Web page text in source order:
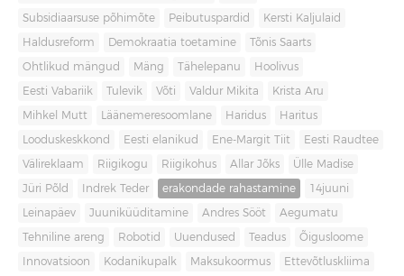
Subsidiaarsuse põhimõte Peibutuspardid Kersti Kaljulaid
Haldusreform Demokraatia toetamine Tõnis Saarts
Ohtlikud mängud Mäng Tähelepanu Hoolivus
Eesti Vabariik Tulevik Võti Valdur Mikita Krista Aru
Mihkel Mutt Läänemeresoomlane Haridus Haritus
Looduskeskkond Eesti elanikud Ene-Margit Tiit Eesti Raudtee
Välireklaam Riigikogu Riigikohus Allar Jõks Ülle Madise
Jüri Põld Indrek Teder erakondade rahastamine 14juuni
Leinapäev Juuniküüditamine Andres Sööt Aegumatu
Tehniline areng Robotid Uuendused Teadus Õigusloome
Innovatsioon Kodanikupalk Maksukoormus Ettevõtluskliima